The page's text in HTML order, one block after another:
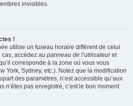
invisibles.
!
utilise un fuseau horaire différent de celui
accédez au panneau de l’utilisateuret
corresponde à la zone où vous vous
York, Sydney, etc.). Notez que la modification
des paramètres, n’est accessible qu’aux
n’êtes pas enregistré, c’est le bon moment